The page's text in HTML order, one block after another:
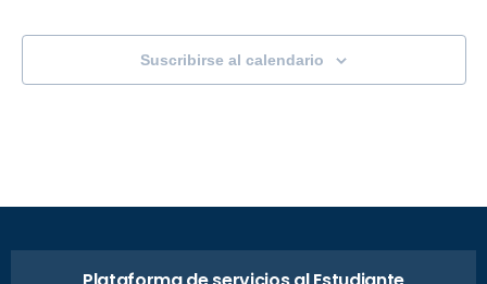
Suscribirse al calendario